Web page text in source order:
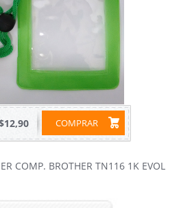
COMPRAR
COMP. BROTHER TN116 1K EVOL